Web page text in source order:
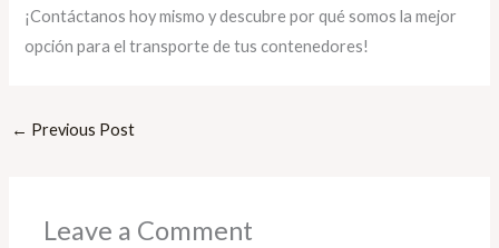
¡Contáctanos hoy mismo y descubre por qué somos la mejor
opción para el transporte de tus contenedores!
← Previous Post
Leave a Comment